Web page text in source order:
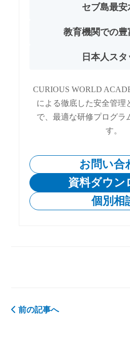
セブ島最安
教育機関での豊
日本人スタ
CURIOUS WORLD
による徹底した安全管理
で、最適な研修プログラ
す。
お問い合
資料ダウン
個別相
前の記事へ